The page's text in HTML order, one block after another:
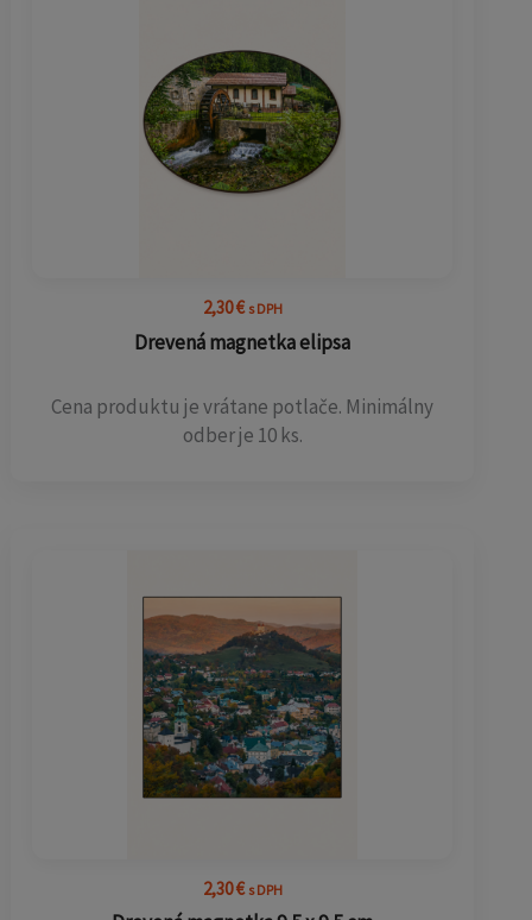
2,30€ s DPH
Drevená magnetka elipsa
Cena produktu je vrátane potlače. Minimálny
odber je 10 ks.
2,30€ s DPH